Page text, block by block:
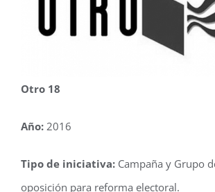
Otro 18
Año: 2016
Tipo de iniciativa: Campaña y Grupo
oposición para reforma electoral.